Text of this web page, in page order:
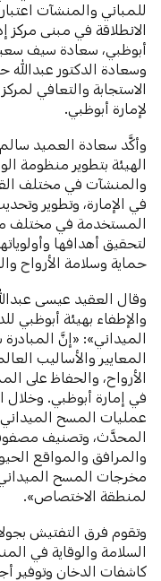
الانطلاقة في مبنى مركز
أبوظبي، سعادة سيف
وسعادة الدكتور عبدالله
الاستجابة والتعافي
لإمارة أبوظبي.
وأكَّد سعادة العميد سالم
الهيئة بتطوير منظومة
والمنشآت في مختلف
في الإمارة، وتطوير
المستخدمة في مختلف
لتحقيق أهدافها
حماية وسلامة الأرواح
وقال العقيد عيسى
والإطفاء بهيئة أبوظبي
الميداني»: «إنَّ
المعايير والأساليب
الأرواح، والحفاظ على
في إمارة أبوظبي. وخلال
عمليات المسح
المحدَّث، وتصنيف
والمرافق والمواقع
مخرجات المسح الميداني
لمنطقة الاختصاص».
وتقوم فرق التفتيش
السلامة والوقاية في
كاشفات الدخان وتوفير